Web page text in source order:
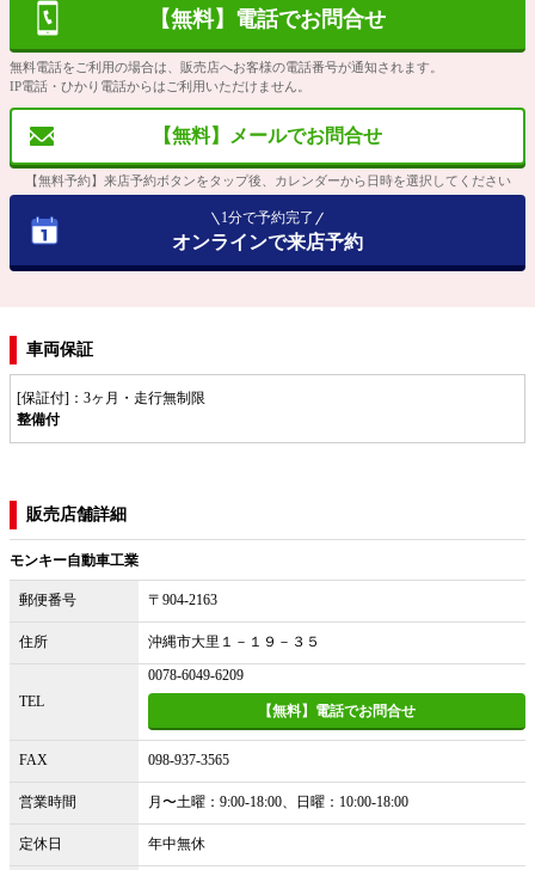
【無料】電話でお問合せ
無料電話をご利用の場合は、販売店へお客様の電話番号が通知されます。
IP電話・ひかり電話からはご利用いただけません。
【無料】メールでお問合せ
【無料予約】来店予約ボタンをタップ後、カレンダーから日時を選択してください
1分で予約完了
オンラインで来店予約
車両保証
[保証付]：3ヶ月・走行無制限
整備付
販売店舗詳細
モンキー自動車工業
郵便番号 〒904-2163
住所 沖縄市大里１－１９－３５
TEL
0078-6049-6209
【無料】電話でお問合せ
FAX 098-937-3565
営業時間 月〜土曜：9:00-18:00、日曜：10:00-18:00
定休日 年中無休